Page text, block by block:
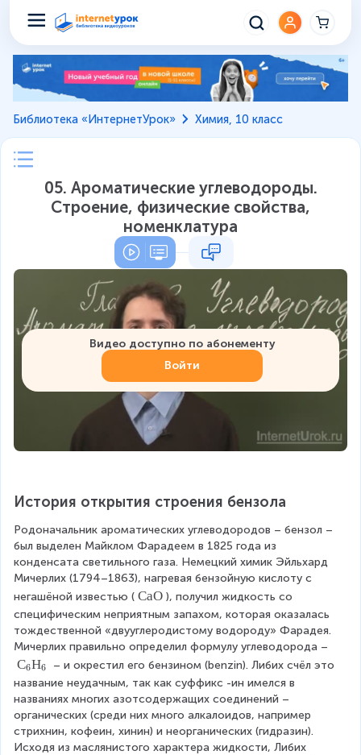
Библиотека «ИнтернетУрок» Химия, 10 класс
05. Ароматические углеводороды.
Строение, физические свойства,
номенклатура
Видео доступно по абонементу
Войти
История открытия строения бензола
Родоначальник ароматических углеводородов – бензол –
был выделен Майклом Фарадеем в 1825 года из
конденсата светильного газа. Немецкий химик Эйльхард
Мичерлих (1794–1863), нагревая бензойную кислоту с
негашёной известью ( \
\
С
а
О
СаО ), получил жидкость со
специфическим неприятным запахом, которая оказалась
тождественной «двууглеродистому водороду» Фарадея.
Мичерлих правильно определил формулу углеводорода –
С
_
6
Н
_
6
С6Н6
– и окрестил его бензином (benzin). Либих счёл это
название неудачным, так как суффикс -ин имелся в
названиях многих азотсодержащих соединений –
органических (среди них много алкалоидов, например
стрихнин, кофеин, хинин) и неорганических (гидразин).
Исходя из маслянистого характера жидкости, Либих